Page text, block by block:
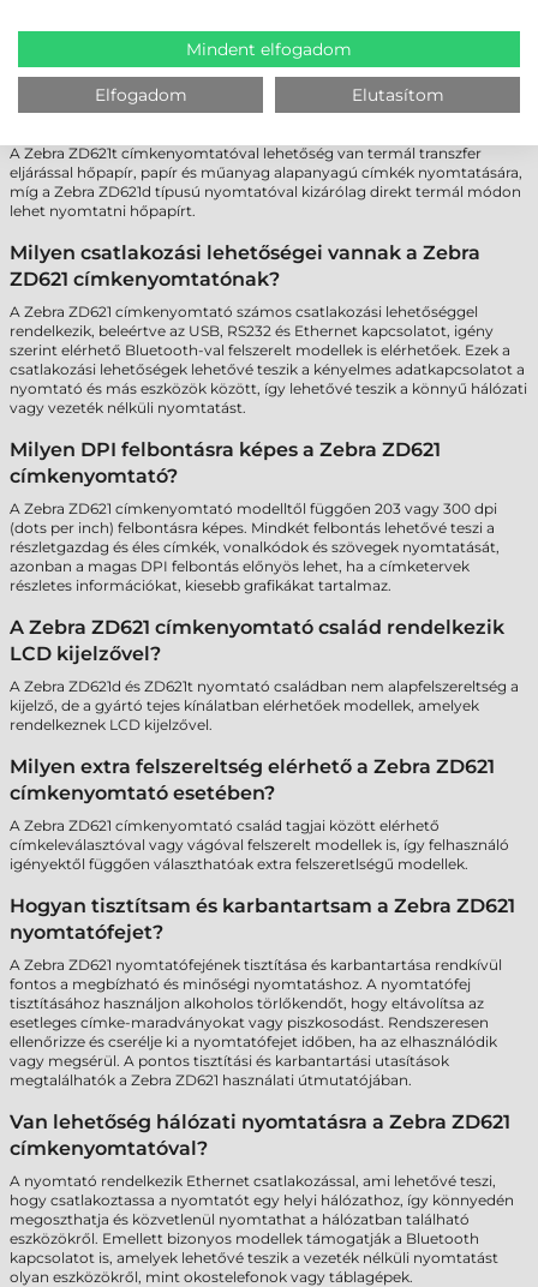
GYAKRAN ISMÉTELT KÉRDÉSEK
Milyen alapanyagú öntapadó etikett címkéket
használhatok a Zebra ZD621 címkenyomtatóba?
A Zebra ZD621t címkenyomtatóval lehetőség van termál transzfer
eljárással hőpapír, papír és műanyag alapanyagú címkék nyomtatására,
míg a Zebra ZD621d típusú nyomtatóval kizárólag direkt termál módon
lehet nyomtatni hőpapírt.
Milyen csatlakozási lehetőségei vannak a Zebra
ZD621 címkenyomtatónak?
A Zebra ZD621 címkenyomtató számos csatlakozási lehetőséggel
rendelkezik, beleértve az USB, RS232 és Ethernet kapcsolatot, igény
szerint elérhető Bluetooth-val felszerelt modellek is elérhetőek. Ezek a
csatlakozási lehetőségek lehetővé teszik a kényelmes adatkapcsolatot a
nyomtató és más eszközök között, így lehetővé teszik a könnyű hálózati
vagy vezeték nélküli nyomtatást.
Milyen DPI felbontásra képes a Zebra ZD621
címkenyomtató?
A Zebra ZD621 címkenyomtató modelltől függően 203 vagy 300 dpi
(dots per inch) felbontásra képes. Mindkét felbontás lehetővé teszi a
részletgazdag és éles címkék, vonalkódok és szövegek nyomtatását,
azonban a magas DPI felbontás előnyös lehet, ha a címketervek
részletes információkat, kiesebb grafikákat tartalmaz.
A Zebra ZD621 címkenyomtató család rendelkezik
LCD kijelzővel?
A Zebra ZD621d és ZD621t nyomtató családban nem alapfelszereltség a
kijelző, de a gyártó tejes kínálatban elérhetőek modellek, amelyek
rendelkeznek LCD kijelzővel.
Milyen extra felszereltség elérhető a Zebra ZD621
címkenyomtató esetében?
A Zebra ZD621 címkenyomtató család tagjai között elérhető
címkeleválasztóval vagy vágóval felszerelt modellek is, így felhasználó
igényektől függően választhatóak extra felszeretlségű modellek.
Hogyan tisztítsam és karbantartsam a Zebra ZD621
nyomtatófejet?
A Zebra ZD621 nyomtatófejének tisztítása és karbantartása rendkívül
fontos a megbízható és minőségi nyomtatáshoz. A nyomtatófej
tisztításához használjon alkoholos törlőkendőt, hogy eltávolítsa az
esetleges címke-maradványokat vagy piszkosodást. Rendszeresen
ellenőrizze és cserélje ki a nyomtatófejet időben, ha az elhasználódik
vagy megsérül. A pontos tisztítási és karbantartási utasítások
megtalálhatók a Zebra ZD621 használati útmutatójában.
Van lehetőség hálózati nyomtatásra a Zebra ZD621
címkenyomtatóval?
A nyomtató rendelkezik Ethernet csatlakozással, ami lehetővé teszi,
hogy csatlakoztassa a nyomtatót egy helyi hálózathoz, így könnyedén
megoszthatja és közvetlenül nyomtathat a hálózatban található
eszközökről. Emellett bizonyos modellek támogatják a Bluetooth
kapcsolatot is, amelyek lehetővé teszik a vezeték nélküli nyomtatást
olyan eszközökről, mint okostelefonok vagy táblagépek.
Mindent elfogadom
Elfogadom Elutasítom